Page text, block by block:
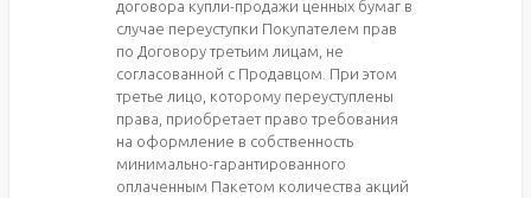
договора купли-продажи ценных бумаг в
случае переуступки Покупателем прав
по Договору третьим лицам, не
согласованной с Продавцом. При этом
третье лицо, которому переуступлены
права, приобретает право требования
на оформление в собственность
минимально-гарантированного
оплаченным Пакетом количества акций